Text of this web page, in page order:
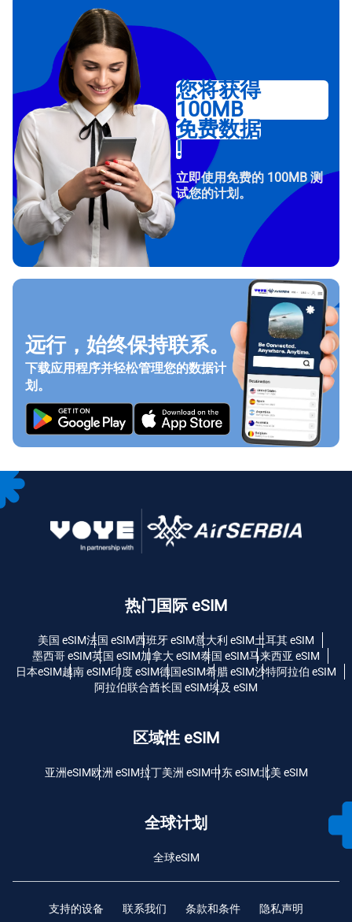
您将获得
100MB
免费数据
!
立即使用免费的 100MB 测
试您的计划。
远行，始终保持联系。
下载应用程序并轻松管理您的数据计
划。
热门国际 eSIM
美国 eSIM法国 eSIM西班牙 eSIM意大利 eSIM土耳其 eSIM
墨西哥 eSIM英国 eSIM加拿大 eSIM泰国 eSIM马来西亚 eSIM
日本eSIM越南 eSIM印度 eSIM德国eSIM希腊 eSIM沙特阿拉伯 eSIM
阿拉伯联合酋长国 eSIM埃及 eSIM
区域性 eSIM
亚洲eSIM欧洲 eSIM拉丁美洲 eSIM中东 eSIM北美 eSIM
全球计划
全球eSIM
支持的设备 联系我们 条款和条件 隐私声明